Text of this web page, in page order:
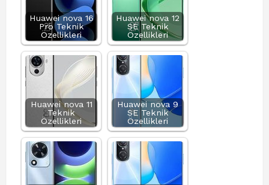
Huawei nova 16
Pro Teknik
Özellikleri
Huawei nova 12
SE Teknik
Özellikleri
Huawei nova 11
Teknik
Özellikleri
Huawei nova 9
SE Teknik
Özellikleri